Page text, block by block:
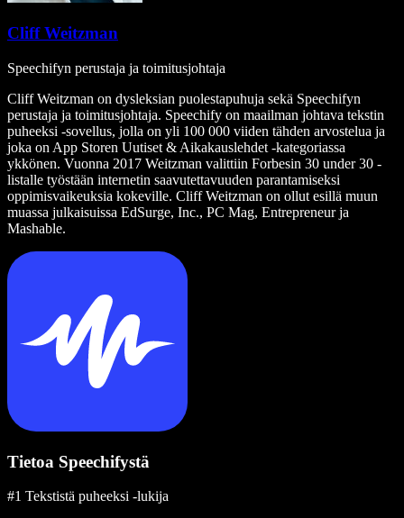
Cliff Weitzman
Speechifyn perustaja ja toimitusjohtaja
Cliff Weitzman on dysleksian puolestapuhuja sekä Speechifyn
perustaja ja toimitusjohtaja. Speechify on maailman johtava tekstin
puheeksi -sovellus, jolla on yli 100 000 viiden tähden arvostelua ja
joka on App Storen Uutiset & Aikakauslehdet -kategoriassa
ykkönen. Vuonna 2017 Weitzman valittiin Forbesin 30 under 30 -
listalle työstään internetin saavutettavuuden parantamiseksi
oppimisvaikeuksia kokeville. Cliff Weitzman on ollut esillä muun
muassa julkaisuissa EdSurge, Inc., PC Mag, Entrepreneur ja
Mashable.
Tietoa Speechifystä
#1 Tekstistä puheeksi -lukija